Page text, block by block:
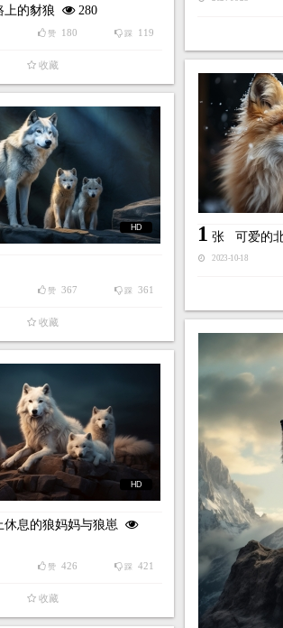
上的豺狼 280
踩 119
赞 180
收藏
1 张 可爱的
2023-10-18
HD
踩 361
赞 367
收藏
HD
休息的狼妈妈与狼崽
踩 421
赞 426
收藏